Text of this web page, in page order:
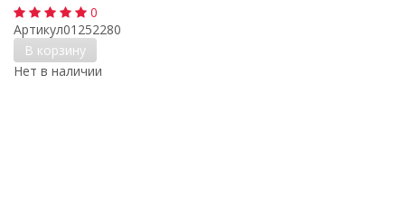
0
Артикул01252280
В корзину
Нет в наличии